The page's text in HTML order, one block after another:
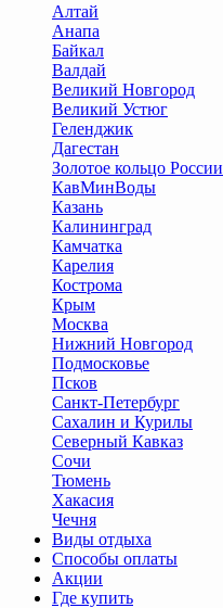
Алтай
Анапа
Байкал
Валдай
Великий Новгород
Великий Устюг
Геленджик
Дагестан
Золотое кольцо России
КавМинВоды
Казань
Калининград
Камчатка
Карелия
Кострома
Крым
Москва
Нижний Новгород
Подмосковье
Псков
Санкт-Петербург
Сахалин и Курилы
Северный Кавказ
Сочи
Тюмень
Хакасия
Чечня
Виды отдыха
Способы оплаты
Акции
Где купить